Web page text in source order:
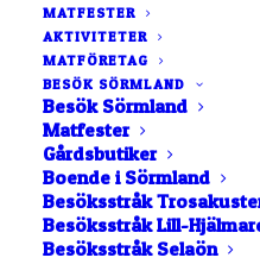
MATFESTER
AKTIVITETER
MATFÖRETAG
BESÖK SÖRMLAND
Besök Sörmland
Matfester
Gårdsbutiker
Boende i Sörmland
Besöksstråk
Besöksstråk Lill-
Besöksstråk Selaön
BOKSTAVSORDNING